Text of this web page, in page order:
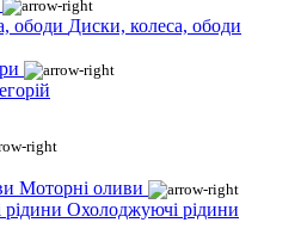
Диски, колеса, ободи
Моторні оливи
Охолоджуючі рідини